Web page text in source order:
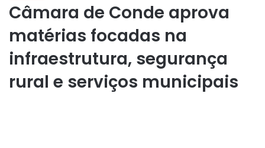
Câmara de Conde aprova
matérias focadas na
infraestrutura, segurança
rural e serviços municipais